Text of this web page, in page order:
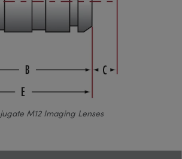
M12 Imaging Lenses